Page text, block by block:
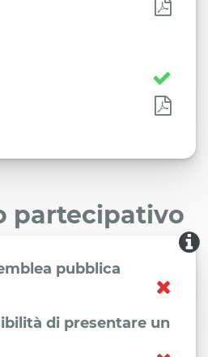
partecipativo
pubblica
di presentare un